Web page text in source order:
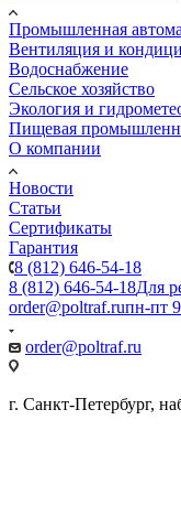
Промышленная
Вентиляция и
Водоснабжение
Сельское хозяйство
Экология и
Пищевая
О компании
Новости
Статьи
Сертификаты
Гарантия
8 (812) 646-54-18
8 (812) 646-54-18Для
order@poltraf.ruпн-пт
order@poltraf.ru
г. Санкт-Петербург,